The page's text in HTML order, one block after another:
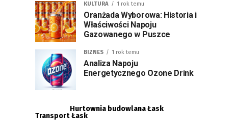
KULTURA 1 rok temu
Oranżada Wyborowa: Historia i
Właściwości Napoju
Gazowanego w Puszce
BIZNES 1 rok temu
Analiza Napoju
Energetycznego Ozone Drink
Hurtownia budowlana Łask
Transport Łask